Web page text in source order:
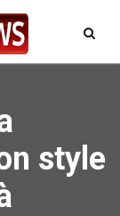
style